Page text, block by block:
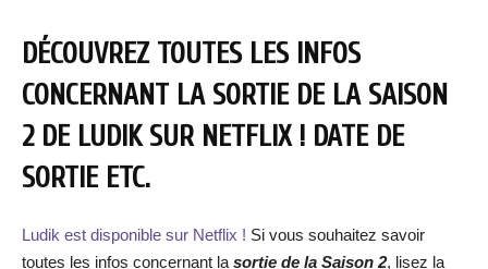
DÉCOUVREZ TOUTES LES INFOS
CONCERNANT LA SORTIE DE LA SAISON
2 DE LUDIK SUR NETFLIX ! DATE DE
SORTIE ETC.
Ludik est disponible sur Netflix ! Si vous souhaitez savoir
toutes les infos concernant la sortie de la Saison 2, lisez la